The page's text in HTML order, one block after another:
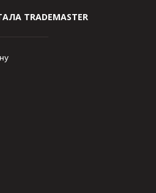
TRADEMASTER